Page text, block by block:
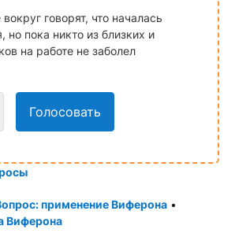
вокруг говорят, что началась
но пока никто из близких и
на работе не заболел
Голосовать
применение Виферона •
Виферона